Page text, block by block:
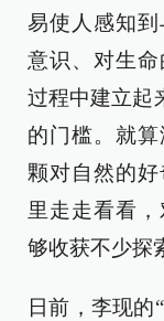
易使人感知
意识、对生
过程中建立起
的门槛。就
颗对自然的
里走走看看
够收获不少探
日前，李现的